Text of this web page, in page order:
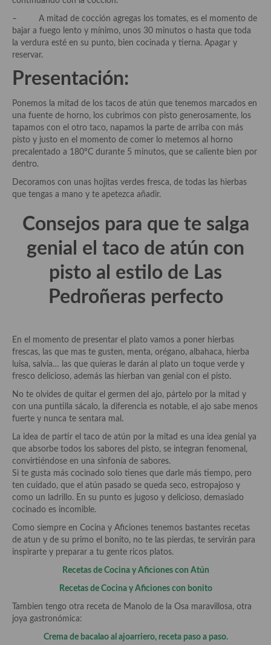
Cocina de Egipto
Cocina de Tunez
Cocina Oriental
Cocina Tailandesa
Cocina Japonesa
Cocina Vietnamita
Cocina camboyana
Cocina HIndú
Cocina China
Cocina del Pacifico
Cocina filipina
Cocina de Madagascar
Cocina Africana
Cocina Sudafrinaca
Cocina del Congo
Cocina Sefardí
Cocina Yoshoku
Cocina callejera
Cocinas de España
Cocina Andaluza
Cocina Aragonesa
Cocina Asturiana
Cocina Balear
– A mitad de cocción agregas los tomates, es el momento de
bajar a fuego lento y mínimo, unos 30 minutos o hasta que toda
la verdura esté en su punto, bien cocinada y tierna. Apagar y
reservar.
Presentación:
Ponemos la mitad de los tacos de atún que tenemos marcados en
una fuente de horno, los cubrimos con pisto generosamente, los
tapamos con el otro taco, napamos la parte de arriba con más
pisto y justo en el momento de comer lo metemos al horno
precalentado a 180ºC durante 5 minutos, que se caliente bien por
dentro.
Decoramos con unas hojitas verdes fresca, de todas las hierbas
que tengas a mano y te apetezca añadir.
Consejos para que te salga
genial el taco de atún con
pisto al estilo de Las
Pedroñeras perfecto
En el momento de presentar el plato vamos a poner hierbas
frescas, las que mas te gusten, menta, orégano, albahaca, hierba
luisa, salvia… las que quieras le darán al plato un toque verde y
fresco delicioso, además las hierban van genial con el pisto.
No te olvides de quitar el germen del ajo, pártelo por la mitad y
con una puntilla sácalo, la diferencia es notable, el ajo sabe menos
fuerte y nunca te sentara mal.
La idea de partir el taco de atún por la mitad es una idea genial ya
que absorbe todos los sabores del pisto, se integran fenomenal,
convirtiéndose en una sinfonía de sabores.
Si te gusta más cocinado solo tienes que darle más tiempo, pero
ten cuidado, que el atún pasado se queda seco, estropajoso y
como un ladrillo. En su punto es jugoso y delicioso, demasiado
cocinado es incomible.
Como siempre en Cocina y Aficiones tenemos bastantes recetas
de atun y de su primo el bonito, no te las pierdas, te servirán para
inspirarte y preparar a tu gente ricos platos.
Recetas de Cocina y Aficiones con Atún
Recetas de Cocina y Aficiones con bonito
Tambien tengo otra receta de Manolo de la Osa maravillosa, otra
joya gastronómica:
Crema de bacalao al ajoarriero, receta paso a paso.